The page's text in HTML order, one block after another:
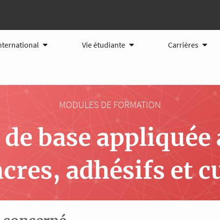
Ouvrir International
Vie étudiante Ouvrir Vie étudiante
Carrières
MODULES DE FORMATION
base
adhésifs et